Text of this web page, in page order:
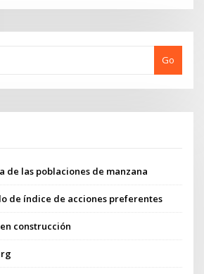
Go
de las poblaciones de manzana
de índice de acciones preferentes
construcción